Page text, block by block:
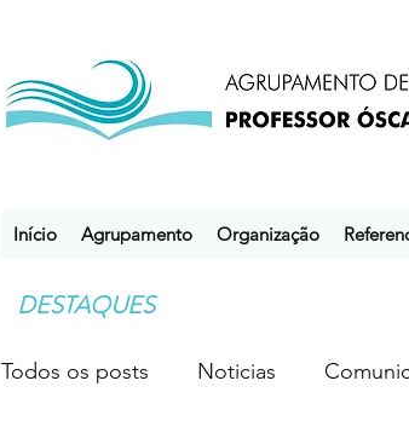
Início Agrupamento Organização
DESTAQUES
Todos os posts Noticias